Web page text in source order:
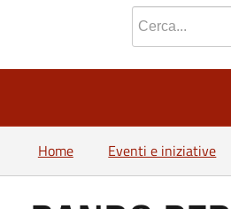
Cerca nel sito
Home Eventi e iniziative